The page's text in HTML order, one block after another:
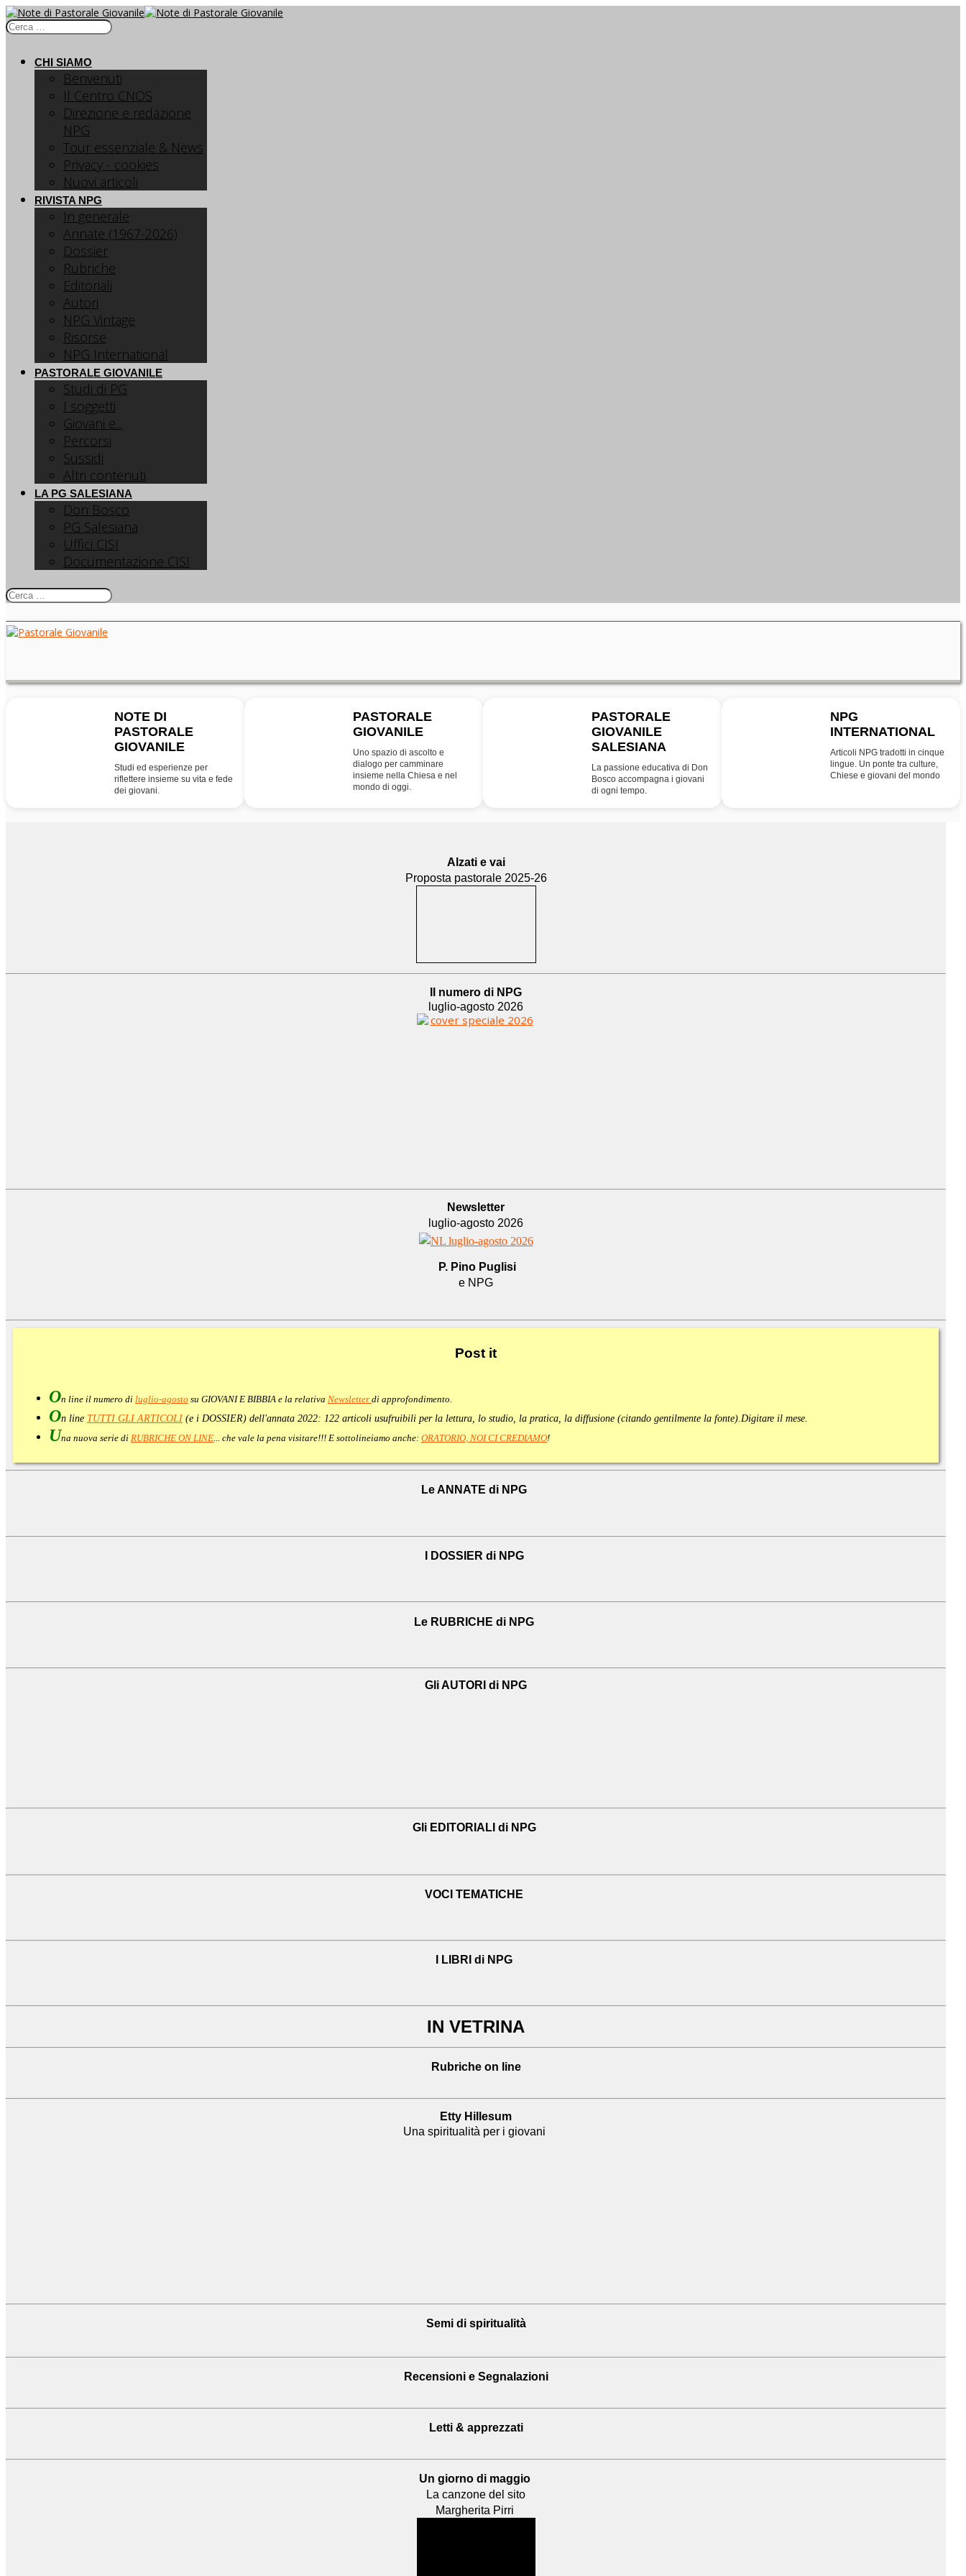
CHI SIAMO
Benvenuti
Il Centro CNOS
Direzione e redazione
NPG
Tour essenziale & News
Privacy - cookies
Nuovi articoli
RIVISTA NPG
In generale
Annate (1967-2026)
Dossier
Rubriche
Editoriali
Autori
NPG Vintage
Risorse
NPG International
PASTORALE GIOVANILE
Studi di PG
I soggetti
Giovani e...
Percorsi
Sussidi
Altri contenuti
LA PG SALESIANA
Don Bosco
PG Salesiana
Uffici CISI
Documentazione CISI
NOTE DI
PASTORALE
GIOVANILE
Studi ed esperienze per
riflettere insieme su vita e fede
dei giovani.
PASTORALE
GIOVANILE
Uno spazio di ascolto e
dialogo per camminare
insieme nella Chiesa e nel
mondo di oggi.
PASTORALE
GIOVANILE
SALESIANA
La passione educativa di Don
Bosco accompagna i giovani
di ogni tempo.
NPG
INTERNATIONAL
Articoli NPG tradotti in cinque
lingue. Un ponte tra culture,
Chiese e giovani del mondo
Alzati e vai
Proposta pastorale 2025-26
Il numero di NPG
luglio-agosto 2026
Newsletter
luglio-agosto 2026
P. Pino Puglisi
e NPG
Post it
On line il numero di luglio-agosto su GIOVANI E BIBBIA e la relativa Newsletter di approfondimento
On line TUTTI GLI ARTICOLI (e i DOSSIER) dell'annata 2022: 122 articoli usufruibili per la lettura, lo studio, la pratica, la diffusione (citando gentilmente la fonte). Digitare il mese.
Una nuova serie di RUBRICHE ON LINE ... che vale la pena visitare!!! E sottolineiamo anche: ORATORIO, NOI CI CREDIAMO!
Le ANNATE di NPG
I DOSSIER di NPG
Le RUBRICHE di NPG
Gli AUTORI di NPG
Gli EDITORIALI di NPG
VOCI TEMATICHE
I LIBRI di NPG
IN VETRINA
Rubriche on line
Etty Hillesum
Una spiritualità per i giovani
Semi di spiritualità
Recensioni e Segnalazioni
Letti & apprezzati
Un giorno di maggio
La canzone del sito
Margherita Pirri